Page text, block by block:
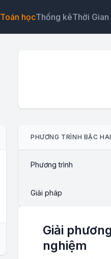
Toán họcThống kêThời
PHƯƠNG TRÌNH BẬC HAI
Phương trình
Giải pháp
Giải
nghiệm